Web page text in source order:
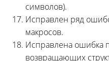
символов).
Исправлен ряд
макросов.
Исправлена ошибка
возвращающих